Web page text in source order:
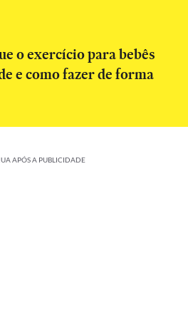
o exercício para bebês
e como fazer de forma
APÓS A PUBLICIDADE